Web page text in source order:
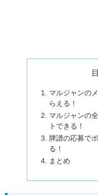
マルジャンの
らえる！
マルジャンの
トできる！
牌譜の応募で
る！
まとめ